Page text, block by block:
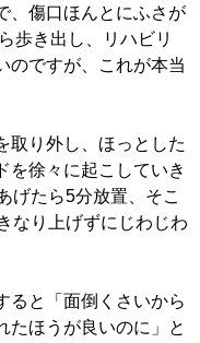
、傷口ほんとにふさが
歩き出し、リハビリ
のですが、これが本当
り外し、ほっとした
を徐々に起こしていき
げたら5分放置、そこ
り上げずにじわじわ
と「面倒くさいから
たほうが良いのに」と